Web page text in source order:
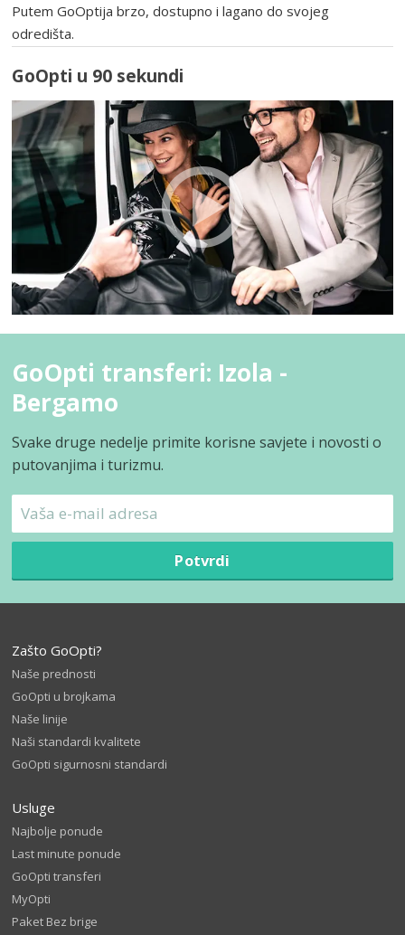
Putem GoOptija brzo, dostupno i lagano do svojeg
odredišta.
GoOpti u 90 sekundi
GoOpti transferi: Izola -
Bergamo
Svake druge nedelje primite korisne savjete i novosti o
putovanjima i turizmu.
Potvrdi
Zašto GoOpti?
Naše prednosti
GoOpti u brojkama
Naše linije
Naši standardi kvalitete
GoOpti sigurnosni standardi
Usluge
Najbolje ponude
Last minute ponude
GoOpti transferi
MyOpti
Paket Bez brige